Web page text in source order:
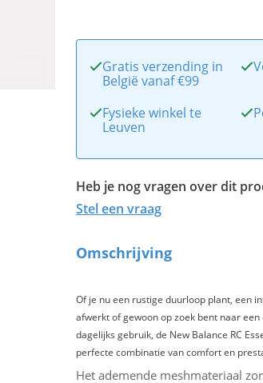
Gratis verzending in
België vanaf €99
Fysieke winkel te
Leuven
Heb je nog vragen over dit
Stel een vraag
Omschrijving
Of je nu een rustige duurloop plant, een
afwerkt of gewoon op zoek bent naar
dagelijks gebruik, de New Balance RC
perfecte combinatie van comfort en
Het ademende meshmateriaal